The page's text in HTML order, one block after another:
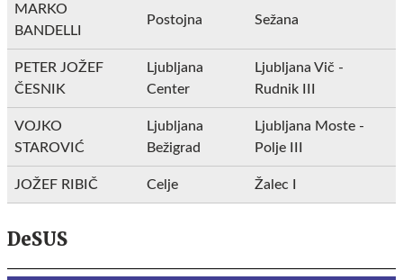
MARKO
BANDELLI
Postojna Sežana
PETER JOŽEF
ČESNIK
Ljubljana
Center
Ljubljana Vič -
Rudnik III
VOJKO
STAROVIĆ
Ljubljana
Bežigrad
Ljubljana Moste -
Polje III
JOŽEF RIBIČ Celje Žalec I
DeSUS